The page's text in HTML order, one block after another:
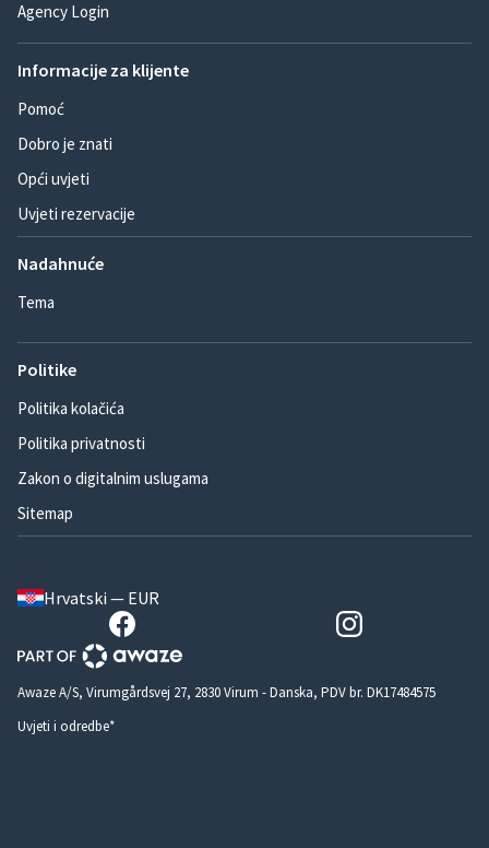
Agency Login
Informacije za klijente
Pomoć
Dobro je znati
Opći uvjeti
Uvjeti rezervacije
Nadahnuće
Tema
Politike
Politika kolačića
Politika privatnosti
Zakon o digitalnim uslugama
Sitemap
Hrvatski — EUR
Awaze A/S, Virumgårdsvej 27, 2830 Virum - Danska, PDV br. DK17484575
Uvjeti i odredbe*